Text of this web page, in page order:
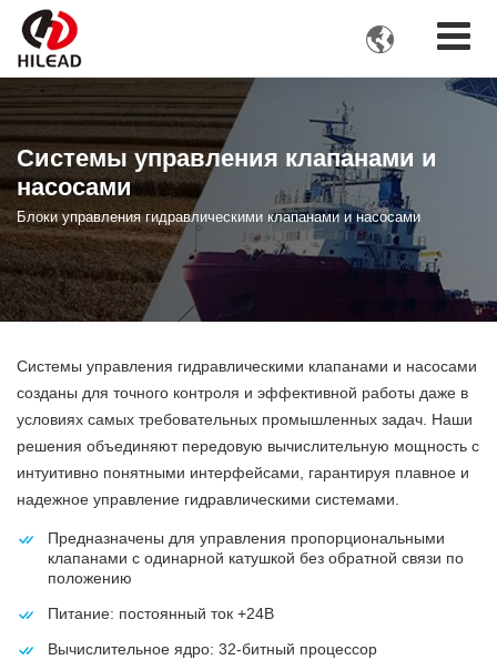

Системы управления клапанами и
насосами
Блоки управления гидравлическими клапанами и насосами
Системы управления гидравлическими клапанами и насосами
созданы для точного контроля и эффективной работы даже в
условиях самых требовательных промышленных задач. Наши
решения объединяют передовую вычислительную мощность с
интуитивно понятными интерфейсами, гарантируя плавное и
надежное управление гидравлическими системами.
Предназначены для управления пропорциональными
клапанами с одинарной катушкой без обратной связи по
положению
Питание: постоянный ток +24В
Вычислительное ядро: 32-битный процессор